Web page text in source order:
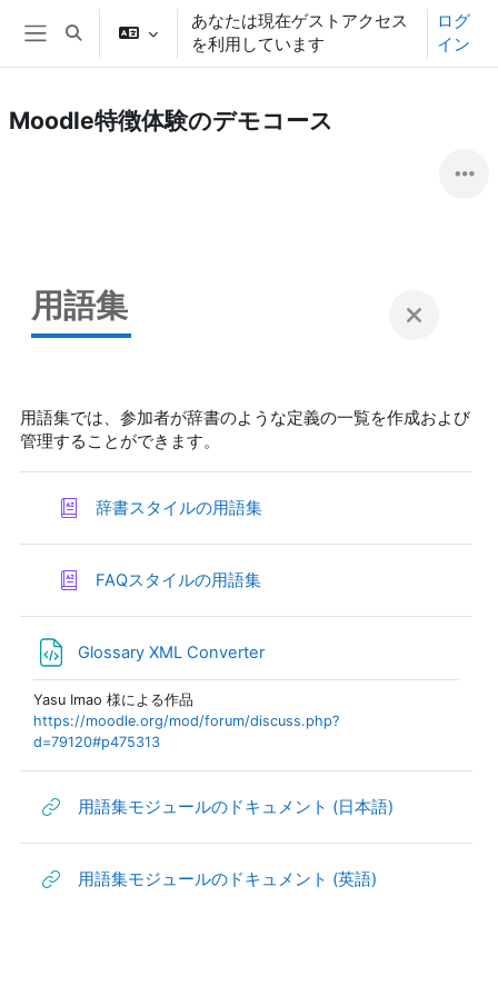
メインコンテンツへスキップする
サイドパネル
検索入力に切り替える
あなたは現在ゲストアクセス
を利用しています
ログ
イン
Moodle特徴体験のデモコース
用語集
用語集では、参加者が辞書のような定義の一覧を作成および
管理することができます。
辞書スタイルの用語集
FAQスタイルの用語集
Glossary XML Converter
Yasu Imao 様による作品
https://moodle.org/mod/forum/discuss.php?
d=79120#p475313
用語集モジュールのドキュメント (日本語)
用語集モジュールのドキュメント (英語)